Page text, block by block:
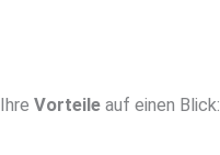
Ihre Vorteile auf einen Blick: